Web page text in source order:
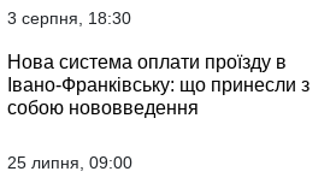
3 серпня, 18:30
Нова система оплати проїзду в
Івано-Франківську: що принесли з
собою нововведення
25 липня, 09:00